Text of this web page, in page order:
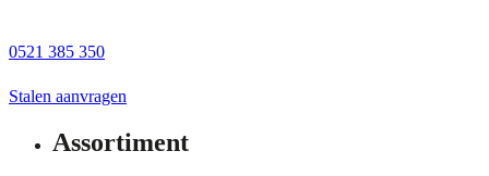
0521 385 350
Stalen aanvragen
Assortiment